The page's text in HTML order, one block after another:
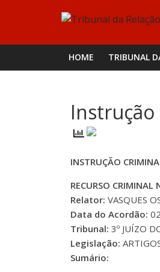
da
de
HOME TRIBUNAL
INSTRUÇÃO
RECURSO CRIMINAL
Relator: VASQUES
Data do Acordão:
Tribunal: 3º JUÍZO
Legislação:
Sumário: